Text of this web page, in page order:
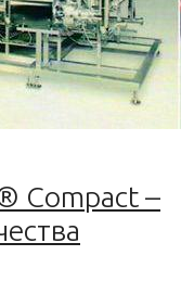
Compact –